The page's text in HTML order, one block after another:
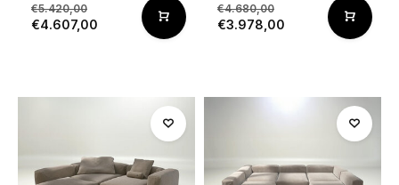
€5.420,00
€4.607,00
€4.680,00
€3.978,00